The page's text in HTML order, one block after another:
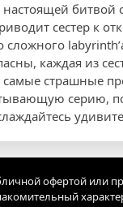
битвой
сестер к
сложного
каждая из
страшные
серию,
офертой или